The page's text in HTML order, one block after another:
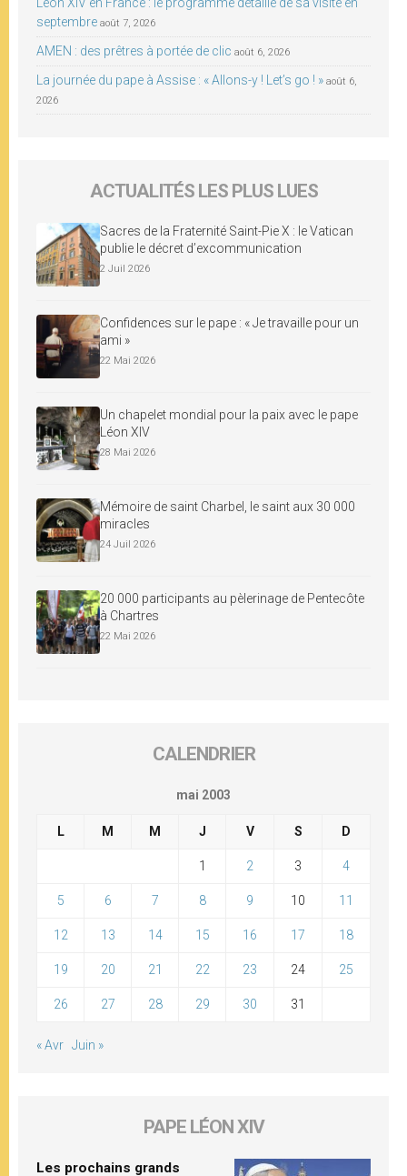
septembre août 7, 2026
AMEN : des prêtres à portée de clic août 6, 2026
La journée du pape à Assise : « Allons-y ! Let’s go ! » août 6,
2026
ACTUALITÉS LES PLUS LUES
Sacres de la Fraternité Saint-Pie X : le Vatican
publie le décret d’excommunication
2 Juil 2026
Confidences sur le pape : « Je travaille pour un
ami »
22 Mai 2026
Un chapelet mondial pour la paix avec le pape
Léon XIV
28 Mai 2026
Mémoire de saint Charbel, le saint aux 30 000
miracles
24 Juil 2026
20 000 participants au pèlerinage de Pentecôte
à Chartres
22 Mai 2026
CALENDRIER
mai 2003
L M M J V S D
1 2 3 4
5 6 7 8 9 10 11
12 13 14 15 16 17 18
19 20 21 22 23 24 25
26 27 28 29 30 31
« Avr Juin »
PAPE LÉON XIV
Les prochains grands